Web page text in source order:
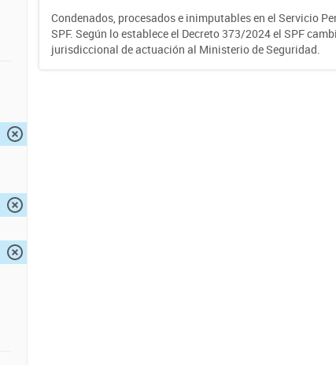
Condenados, procesados e inimputables en el Servicio
SPF. Según lo establece el Decreto 373/2024 el SPF
jurisdiccional de actuación al Ministerio de Seguridad.